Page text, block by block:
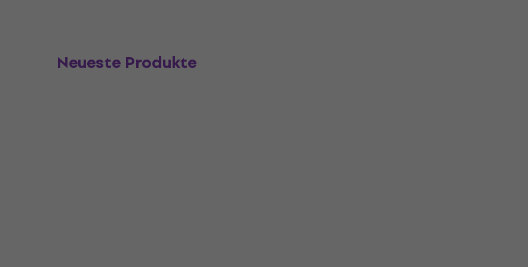
Neueste Produkte